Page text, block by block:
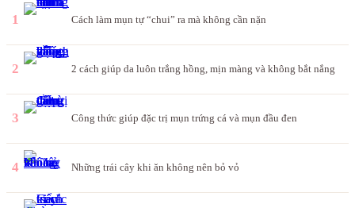
1 Cách làm mụn tự “chui” ra mà không cần nặn
2 2 cách giúp da luôn trắng hồng, mịn màng và không bắt nắng
3 Công thức giúp đặc trị mụn trứng cá và mụn đầu đen
4 Những trái cây khi ăn không nên bỏ vỏ